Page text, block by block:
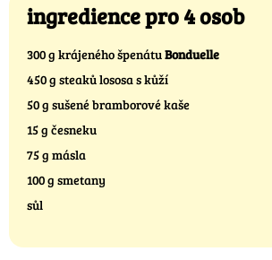
ingredience pro 4 osob
300 g krájeného špenátuBonduelle
450 g steaků lososa s kůží
50 g sušené bramborové kaše
15 g česneku
75 g másla
100 g smetany
sůl